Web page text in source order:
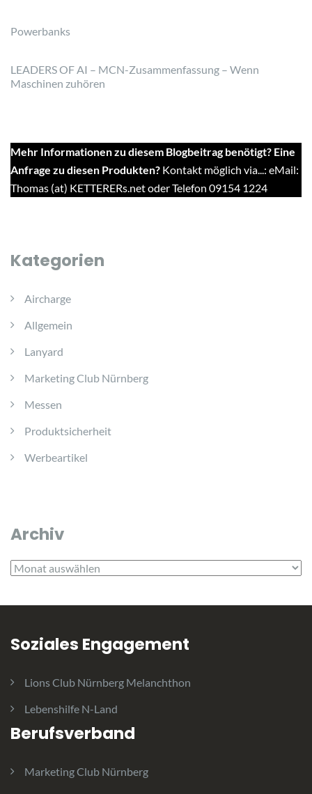
Powerbanks
LEADERS OF AI – MCN-Zusammenfassung – Wenn
Maschinen zuhören
Mehr Informationen zu diesem Blogbeitrag benötigt? Eine
Anfrage zu diesen Produkten? Kontakt möglich via...: eMail:
Thomas (at) KETTERERs.net oder Telefon 09154 1224
Kategorien
Aircharge
Allgemein
Lanyard
Marketing Club Nürnberg
Messen
Produktsicherheit
Werbeartikel
Archiv
Archiv
Soziales Engagement
Lions Club Nürnberg Melanchthon
Lebenshilfe N-Land
Berufsverband
Marketing Club Nürnberg